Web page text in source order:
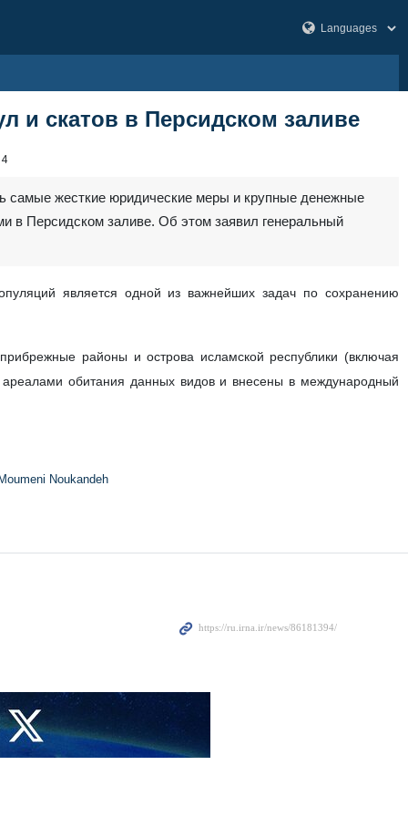
и скатов в Персидском заливе
самые жесткие юридические меры и крупные денежные
в Персидском заливе. Об этом заявил генеральный
является одной из важнейших задач по сохранению
районы и острова исламской республики (включая
обитания данных видов и внесены в международный
Noukandeh